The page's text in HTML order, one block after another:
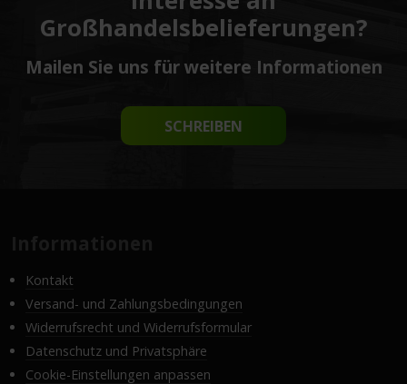
Großhandelsbelieferungen?
Mailen Sie uns für weitere Informationen
SCHREIBEN
Kontakt
Versand- und Zahlungsbedingungen
Widerrufsrecht und Widerrufsformular
Datenschutz und Privatsphäre
Cookie-Einstellungen anpassen